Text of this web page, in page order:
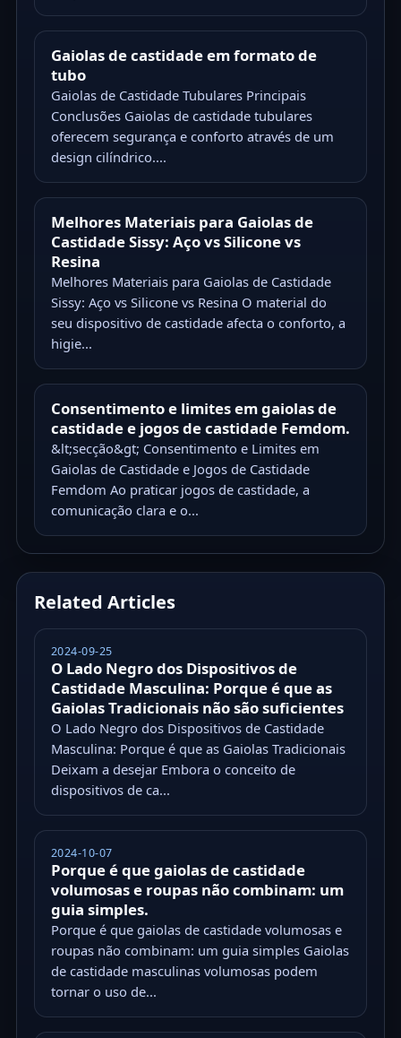
Gaiolas de castidade em formato de
tubo
Gaiolas de Castidade Tubulares Principais
Conclusões Gaiolas de castidade tubulares
oferecem segurança e conforto através de um
design cilíndrico....
Melhores Materiais para Gaiolas de
Castidade Sissy: Aço vs Silicone vs
Resina
Melhores Materiais para Gaiolas de Castidade
Sissy: Aço vs Silicone vs Resina O material do
seu dispositivo de castidade afecta o conforto, a
higie...
Consentimento e limites em gaiolas de
castidade e jogos de castidade Femdom.
&lt;secção&gt; Consentimento e Limites em
Gaiolas de Castidade e Jogos de Castidade
Femdom Ao praticar jogos de castidade, a
comunicação clara e o...
Related Articles
2024-09-25
O Lado Negro dos Dispositivos de
Castidade Masculina: Porque é que as
Gaiolas Tradicionais não são suficientes
O Lado Negro dos Dispositivos de Castidade
Masculina: Porque é que as Gaiolas Tradicionais
Deixam a desejar Embora o conceito de
dispositivos de ca...
2024-10-07
Porque é que gaiolas de castidade
volumosas e roupas não combinam: um
guia simples.
Porque é que gaiolas de castidade volumosas e
roupas não combinam: um guia simples Gaiolas
de castidade masculinas volumosas podem
tornar o uso de...